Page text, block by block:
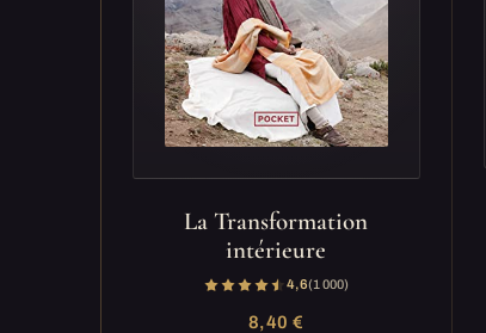
La Transformation
intérieure
4,6(1 000)
8,40 €